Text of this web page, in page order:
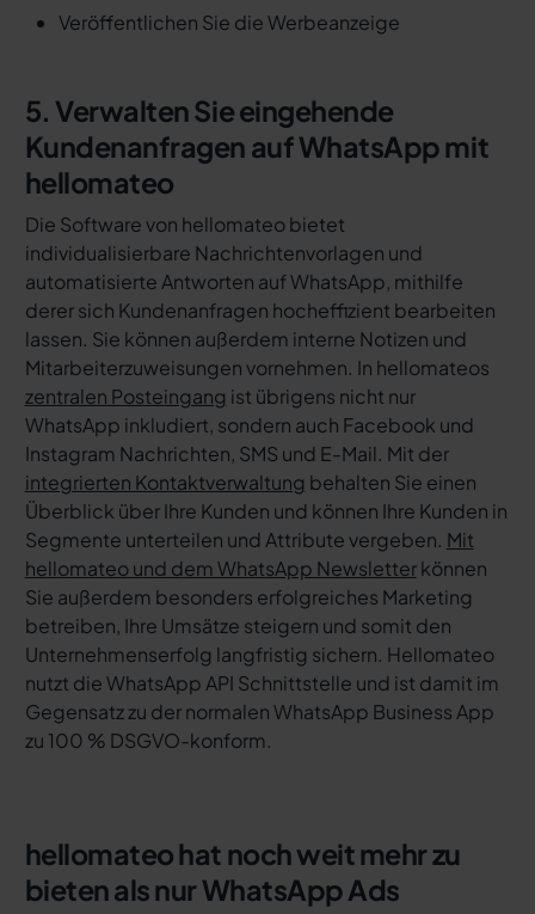
Veröffentlichen Sie die Werbeanzeige
5. Verwalten Sie eingehende
Kundenanfragen auf WhatsApp mit
hellomateo
Die Software von hellomateo bietet
individualisierbare Nachrichtenvorlagen und
automatisierte Antworten auf WhatsApp, mithilfe
derer sich Kundenanfragen hocheffizient bearbeiten
lassen. Sie können außerdem interne Notizen und
Mitarbeiterzuweisungen vornehmen. In hellomateos
zentralen Posteingang ist übrigens nicht nur
WhatsApp inkludiert, sondern auch Facebook und
Instagram Nachrichten, SMS und E-Mail. Mit der
integrierten Kontaktverwaltung behalten Sie einen
Überblick über Ihre Kunden und können Ihre Kunden in
Segmente unterteilen und Attribute vergeben. Mit
hellomateo und dem WhatsApp Newsletterkönnen
Sie außerdem besonders erfolgreiches Marketing
betreiben, Ihre Umsätze steigern und somit den
Unternehmenserfolg langfristig sichern. Hellomateo
nutzt die WhatsApp API Schnittstelle und ist damit im
Gegensatz zu der normalen WhatsApp Business App
zu 100 % DSGVO-konform.
hellomateo hat noch weit mehr zu
bieten als nur WhatsApp Ads